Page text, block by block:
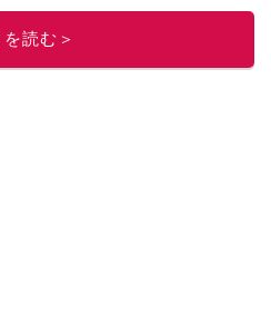
のイチオシストの他の記事を読む
読む＞